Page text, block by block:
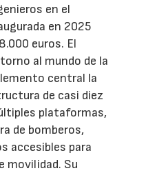
en el
en 2025
euros. El
al mundo de la
central la
de casi diez
plataformas,
de bomberos,
accesibles para
movilidad. Su